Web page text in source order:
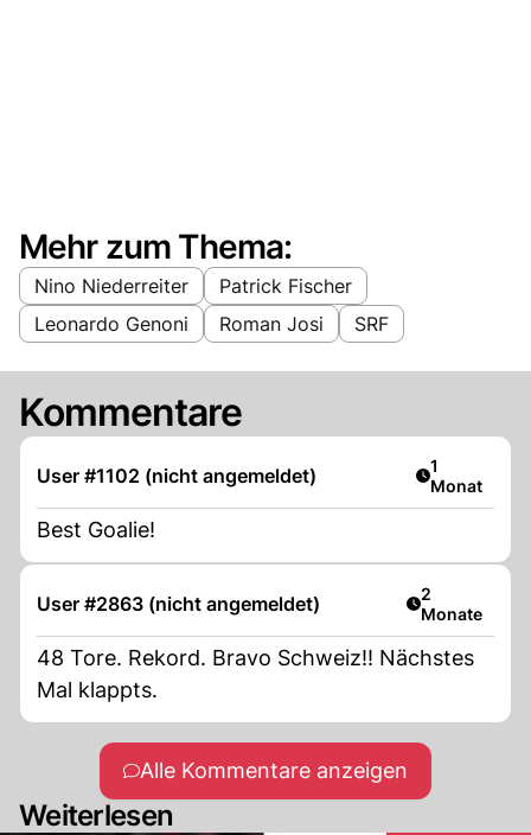
Mehr zum Thema:
Nino Niederreiter
Patrick Fischer
Leonardo Genoni
Roman Josi SRF
Kommentare
User #1102 (nicht angemeldet) Artikel
1
Monat
Best Goalie!
User #2863 (nicht angemeldet) Artikel
2
Monate
48 Tore. Rekord. Bravo Schweiz!! Nächstes
Mal klappts.
Alle Kommentare anzeigen
Weiterlesen